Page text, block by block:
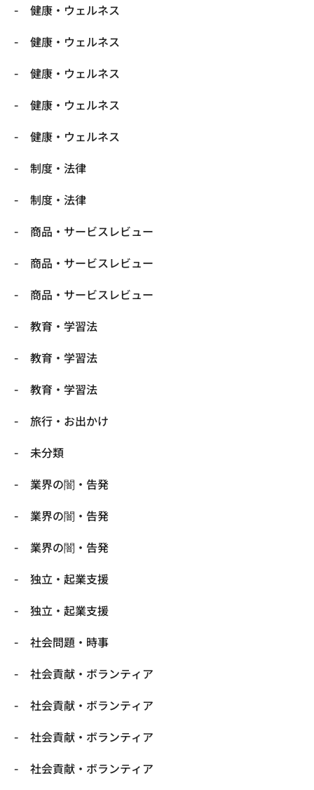
健康・ウェルネス
健康・ウェルネス
健康・ウェルネス
健康・ウェルネス
健康・ウェルネス
制度・法律
制度・法律
商品・サービスレビュー
商品・サービスレビュー
商品・サービスレビュー
教育・学習法
教育・学習法
教育・学習法
旅行・お出かけ
未分類
業界の闇・告発
業界の闇・告発
業界の闇・告発
独立・起業支援
独立・起業支援
社会問題・時事
社会貢献・ボランティア
社会貢献・ボランティア
社会貢献・ボランティア
社会貢献・ボランティア